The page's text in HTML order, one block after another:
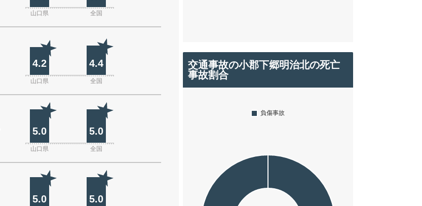
山口県 全国
4.2 4.4
山口県 全国
5.0 5.0
山口県 全国
5.0 5.0
交通事故の小郡下郷明治北の死亡
事故割合